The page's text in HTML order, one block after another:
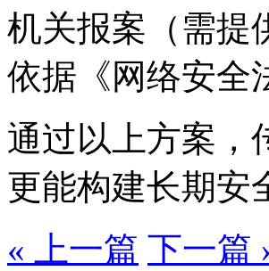
机关报案（需提
依据《网络安全
通过以上方案，
更能构建长期安
« 上一篇 下一篇